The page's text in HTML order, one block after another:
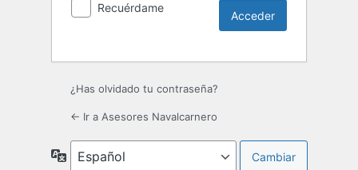
Recuérdame
¿Has olvidado tu contraseña?
← Ir a Asesores Navalcarnero
Idioma